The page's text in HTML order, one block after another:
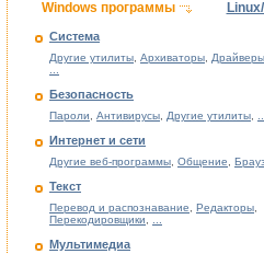
Windows программы
Система
Другие утилиты, Архиваторы,
...
Безопасность
Пароли, Антивирусы, Другие утилиты,
Интернет и сети
Другие веб-программы, Общение,
Текст
Перевод и распознавание, Редакторы,
Перекодировщики, ...
Мультимедиа